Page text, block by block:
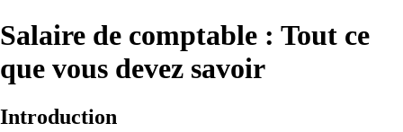
Salaire de comptable : Tout ce
que vous devez savoir
Introduction